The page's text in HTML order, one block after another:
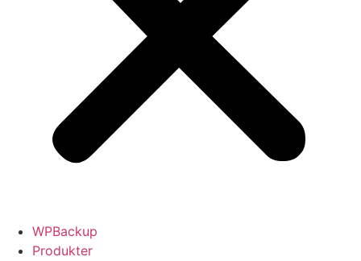
WPBackup
Produkter